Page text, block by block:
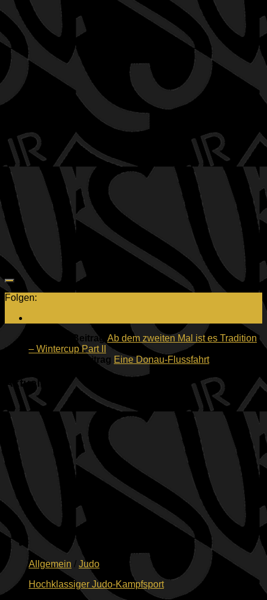
Folgen:
Nächster Beitrag Ab dem zweiten Mal ist es Tradition
– Wintercup Part II
Vorheriger Beitrag Eine Donau-Flussfahrt
Aktuelles
Allgemein / Judo
Hochklassiger Judo-Kampfsport